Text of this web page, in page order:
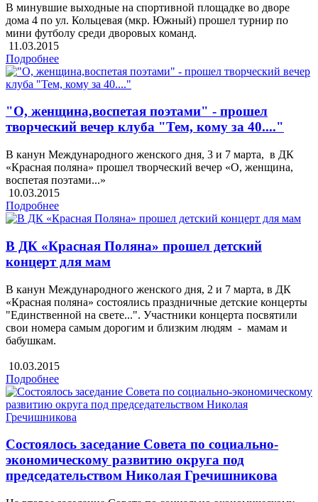
В минувшие выходные на спортивной площадке во дворе
дома 4 по ул. Кольцевая (мкр. Южный) прошел турнир по
мини футболу среди дворовых команд.
11.03.2015
Подробнее
"О, женщина,воспетая поэтами" - прошел
творческий вечер клуба "Тем, кому за 40...."
В канун Международного женского дня, 3 и 7 марта, в ДК
«Красная поляна» прошел творческий вечер «О, женщина,
воспетая поэтами...»
10.03.2015
Подробнее
В ДК «Красная Поляна» прошел детский
концерт для мам
В канун Международного женского дня, 2 и 7 марта, в ДК
«Красная поляна» состоялись праздничные детские концерты
"Единственной на свете...". Участники концерта посвятили
свои номера самым дорогим и близким людям - мамам и
бабушкам.
10.03.2015
Подробнее
Состоялось заседание Совета по социально-
экономическому развитию округа под
председательством Николая Гречишникова